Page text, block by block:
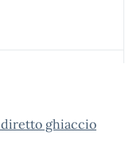
ghiaccio